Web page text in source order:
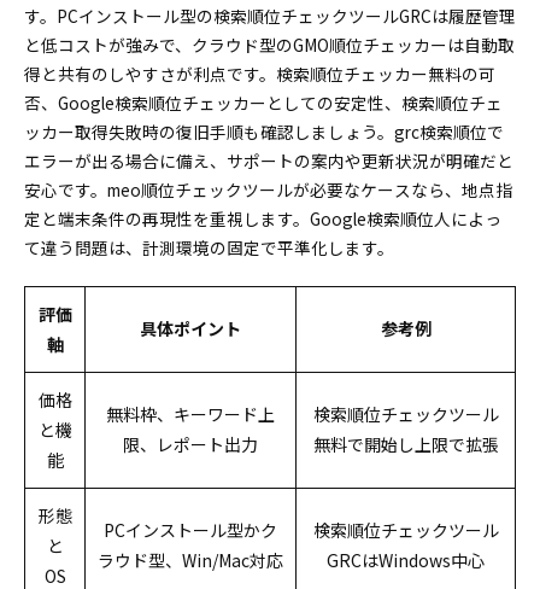
き？メリット徹底解説
データ保存期間はどれくらい必要？順位チェック
ツールの最適管理期間
す。PCインストール型の検索順位チェックツールGRCは履歴管理
と低コストが強みで、クラウド型のGMO順位チェッカーは自動取
得と共有のしやすさが利点です。検索順位チェッカー無料の可
否、Google検索順位チェッカーとしての安定性、検索順位チェ
ッカー取得失敗時の復旧手順も確認しましょう。grc検索順位で
エラーが出る場合に備え、サポートの案内や更新状況が明確だと
安心です。meo順位チェックツールが必要なケースなら、地点指
定と端末条件の再現性を重視します。Google検索順位人によっ
て違う問題は、計測環境の固定で平準化します。
評価
軸
具体ポイント 参考例
価格
と機
能
無料枠、キーワード上
限、レポート出力
検索順位チェックツール
無料で開始し上限で拡張
形態
と
OS
PCインストール型かク
ラウド型、Win/Mac対応
検索順位チェックツール
GRCはWindows中心